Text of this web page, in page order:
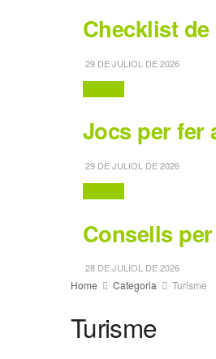
Checklist
29 DE JULIOL DE 2026
Jocs per fer
29 DE JULIOL DE 2026
Consells
28 DE JULIOL DE 2026
Home Categoria Turisme
Turisme